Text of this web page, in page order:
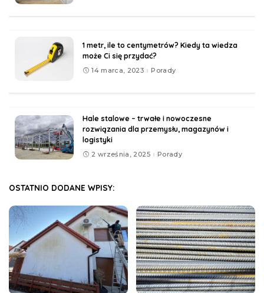
1 metr, ile to centymetrów? Kiedy ta wiedza
może Ci się przydać?
14 marca, 2023 Porady
Hale stalowe – trwałe i nowoczesne
rozwiązania dla przemysłu, magazynów i
logistyki
2 września, 2025 Porady
OSTATNIO DODANE WPISY: